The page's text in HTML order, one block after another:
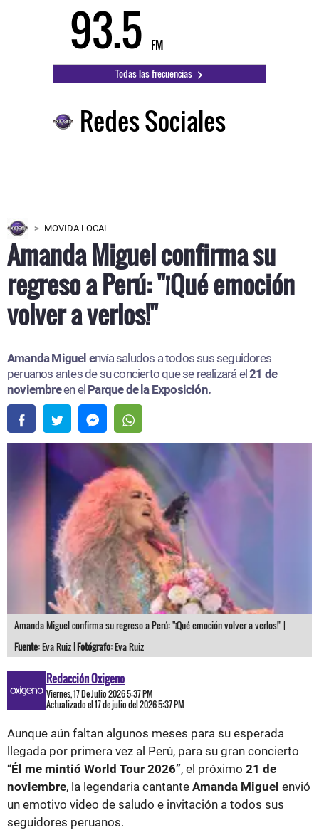
93.5 FM
Todas las frecuencias
Redes Sociales
MOVIDA LOCAL
Amanda Miguel confirma su
regreso a Perú: "¡Qué emoción
volver a verlos!"
Amanda Miguel envía saludos a todos sus seguidores
peruanos antes de su concierto que se realizará el21 de
noviembreen el Parque de la Exposición.
Amanda Miguel confirma su regreso a Perú: "¡Qué emoción volver a verlos!" |
Fuente:Eva Ruiz |Fotógrafo:Eva Ruiz
Redacción Oxigeno
Viernes, 17 De Julio 2026 5:37 PM
Actualizado el 17 de julio del 2026 5:37 PM
Aunque aún faltan algunos meses para su esperada
llegada por primera vez al Perú, para su gran concierto
“Él me mintió World Tour 2026”, el próximo 21 de
noviembre, la legendaria cantante Amanda Miguel envió
un emotivo video de saludo e invitación a todos sus
seguidores peruanos.